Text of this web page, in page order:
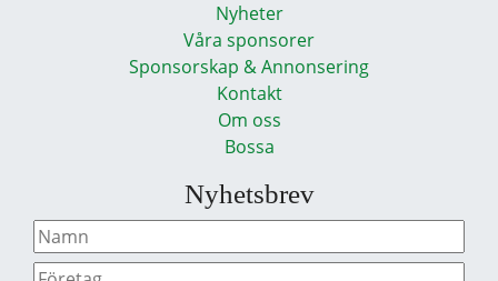
Nyheter
Våra sponsorer
Sponsorskap & Annonsering
Kontakt
Om oss
Bossa
Nyhetsbrev